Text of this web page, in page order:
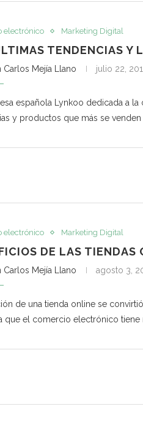
electrónico Marketing Digital
TENDENCIAS Y
Carlos Mejía Llano julio 22,
española Lynkoo dedicada a
y productos que más se
electrónico Marketing Digital
DE LAS TIENDAS
Carlos Mejía Llano agosto 3,
de una tienda online se
que el comercio electrónico tiene